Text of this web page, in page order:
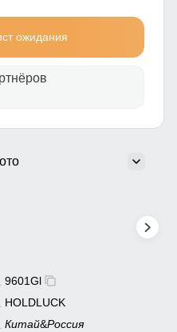
ожидания
9601Gl
HOLDLUCK
Китай&Россия